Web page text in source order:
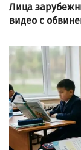
Лица
видео с